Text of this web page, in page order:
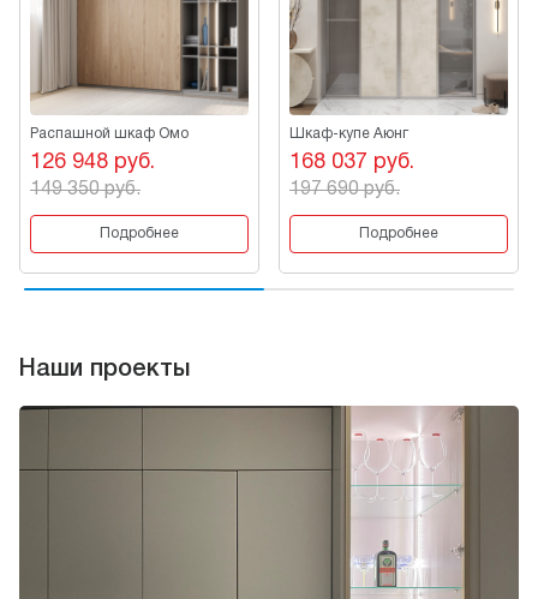
Распашной шкаф Омо
126 948 руб.
149 350 руб.
Подробнее
Шкаф-купе Аюнг
168 037 руб.
197 690 руб.
Подробнее
Наши проекты